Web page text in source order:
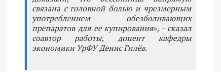
связана с головной болью и чрезмерным
употреблением обезболивающих
препаратов для ее купирования», - сказал
соавтор работы, доцент кафедры
экономики УрФУ Денис Гилёв.